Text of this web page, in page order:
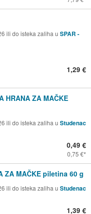
ili do isteka zaliha u SPAR -
1,29 €
HRANA ZA MAČKE
ili do isteka zaliha u Studenac
0,49 €
0,75 €
ZA MAČKE piletina 60 g
ili do isteka zaliha u Studenac
1,39 €